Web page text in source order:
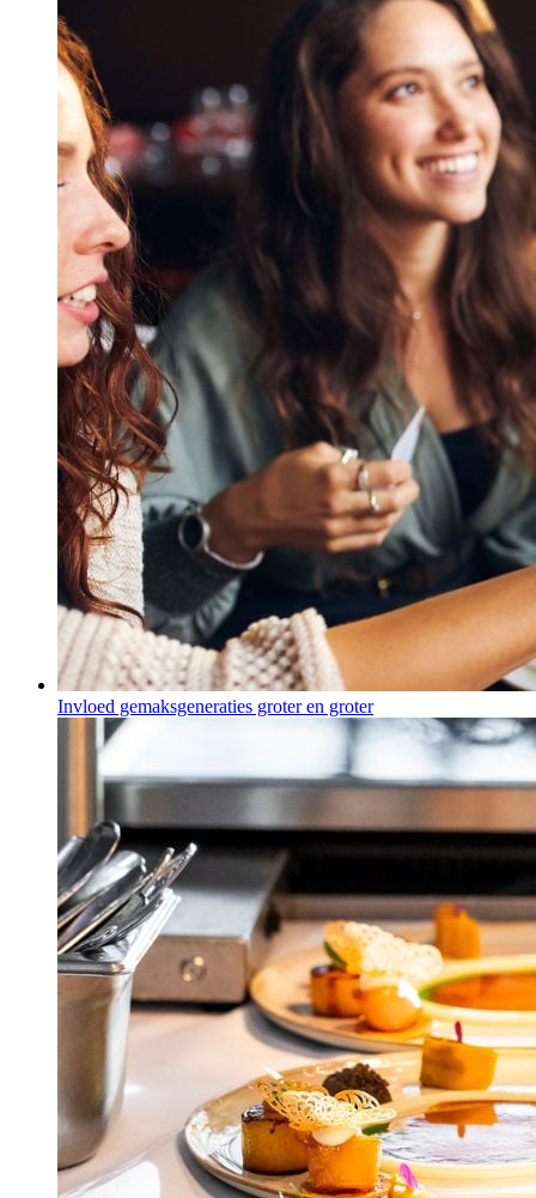
Invloed gemaksgeneraties groter en groter